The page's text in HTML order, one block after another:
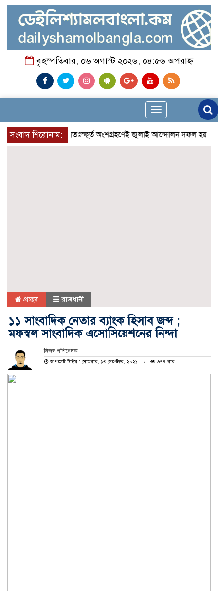
বৃহস্পতিবার, ০৬ অগাস্ট ২০২৬, ০৪:৫৬ অপরাহ্ন
Toggle
navigation
সংবাদ শিরোনাম:
আলেমগণের স্বতঃস্ফূর্ত অংশগ্রহণেই জুলাই আন্দোলন সফল হয় :
প্রচ্ছদ রাজধানী
১১ সাংবাদিক নেতার ব্যাংক হিসাব জব্দ ;
মফস্বল সাংবাদিক এসোসিয়েশনের নিন্দা
নিজস্ব প্রতিবেদক |
আপডেট টাইম : সোমবার, ১৩ সেপ্টেম্বর, ২০২১
৩৭৪ বার